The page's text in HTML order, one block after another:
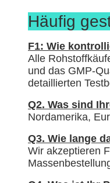
Häufig
F1: Wie
Alle
und das GMP-
detaillierten
Q2. Was sind
Nordamerika,
Q3. Wie lange
Wir akzeptieren